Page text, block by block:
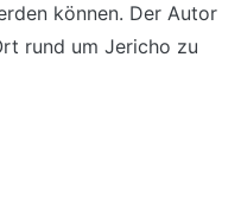
können. Der Autor
rund um Jericho zu